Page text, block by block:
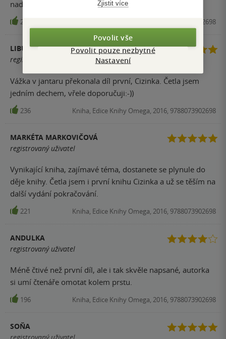
nadšencům historických románů i fantasy.
286 Kniha, Edice Knihy Omega, 2016, 9788073902698
LIBUŠE
registrovaný uživatel
Vážka v jantaru překonala díl první, Cizinka. Četla jsem
jedním dechem, vřele doporučuji:-))
236 Kniha, Edice Knihy Omega, 2016, 9788073902698
MARKÉTA MARKOVIČOVÁ
registrovaný uživatel
Vynikající kniha, zajímavé téma, dostanete se plynule do
děje knihy. Četla jsem i první knihu Cizinka a už se těším na
další vydání pokračování.
221 Kniha, Edice Knihy Omega, 2016, 9788073902698
ANDULKA
registrovaný uživatel
Méně čtivé než první díl, ale i tak skvěle napsané, autorka
si umí čtenáře omotat kolem prstu.
196 Kniha, Edice Knihy Omega, 2016, 9788073902698
SOŇA
Zjistit více
Povolit vše
Povolit pouze nezbytné
Nastavení